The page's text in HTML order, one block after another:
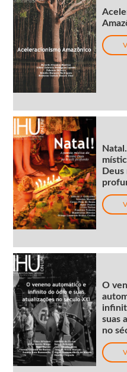
Deus
O
suas
no